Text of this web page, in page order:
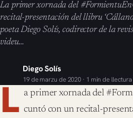
La primer xornada del
recital-presentación del llibru
poeta Diego Solís, codirector de la
videu…
Diego Solís
19 de marzu de 2020 · 1 min de llectura
L a primer xornada del
cuntó con un recital-